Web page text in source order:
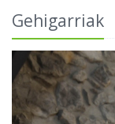
Gehigarriak